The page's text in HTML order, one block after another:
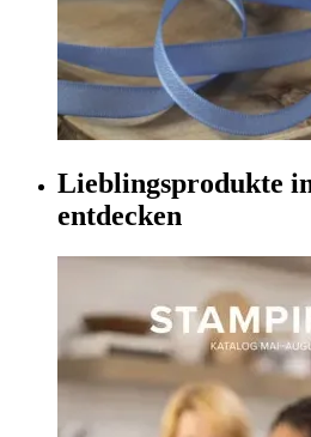
Lieblingsprodukte
entdecken